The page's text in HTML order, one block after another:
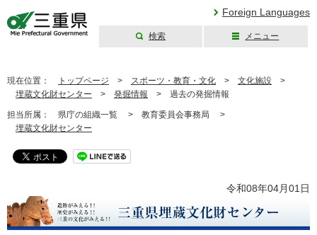
Foreign Languages
検索 メニュー
現在位置： トップページ > スポーツ・教育・文化 > 文化施設 >
埋蔵文化財センター > 発掘情報 > 過去の発掘情報
担当所属： 県庁の組織一覧 > 教育委員会事務局 >
埋蔵文化財センター
令和08年04月01日